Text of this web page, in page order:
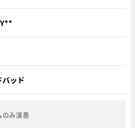
バッド
み演奏